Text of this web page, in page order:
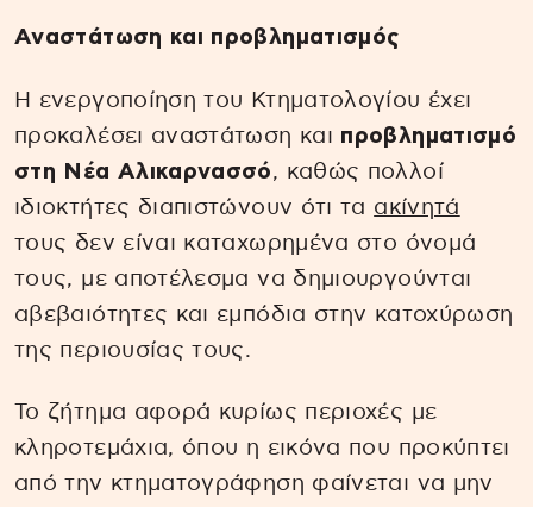
Αναστάτωση και προβληματισμός
Η ενεργοποίηση του Κτηματολογίου έχει
προκαλέσει αναστάτωση και προβληματισμό
στη Νέα Αλικαρνασσό, καθώς πολλοί
ιδιοκτήτες διαπιστώνουν ότι τα ακίνητά
τους δεν είναι καταχωρημένα στο όνομά
τους, με αποτέλεσμα να δημιουργούνται
αβεβαιότητες και εμπόδια στην κατοχύρωση
της περιουσίας τους.
Το ζήτημα αφορά κυρίως περιοχές με
κληροτεμάχια, όπου η εικόνα που προκύπτει
από την κτηματογράφηση φαίνεται να μην